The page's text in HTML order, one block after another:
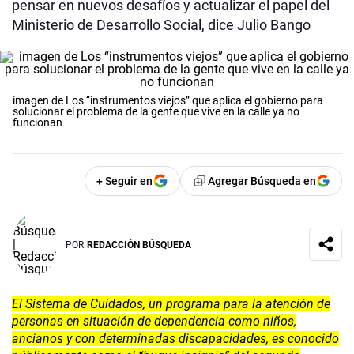
pensar en nuevos desafíos y actualizar el papel del
Ministerio de Desarrollo Social, dice Julio Bango
imagen de Los “instrumentos viejos” que aplica el gobierno para
solucionar el problema de la gente que vive en la calle ya no
funcionan
+ Seguir en Agregar Búsqueda en
POR REDACCIÓN BÚSQUEDA
El Sistema de Cuidados, un programa para la atención de
personas en situación de dependencia como niños,
ancianos y con determinadas discapacidades, es conocido